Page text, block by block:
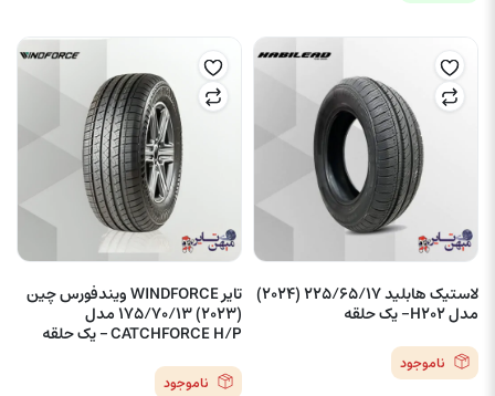
لاستیک هابلید 225/65/17 (2024)
مدل H202- یک حلقه
ناموجود
تایر WINDFORCE ویندفورس چین
(2023) 175/70/13 مدل
CATCHFORCE H/P – یک حلقه
ناموجود